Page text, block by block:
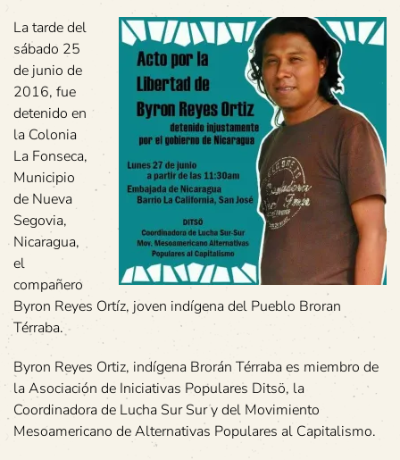
La tarde del
sábado 25
de junio de
2016, fue
detenido en
la Colonia
La Fonseca,
Municipio
de Nueva
Segovia,
Nicaragua,
el
compañero
Byron Reyes Ortíz, joven indígena del Pueblo Broran
Térraba.
Byron Reyes Ortiz, indígena Brorán Térraba es miembro de
la Asociación de Iniciativas Populares Ditsö, la
Coordinadora de Lucha Sur Sur y del Movimiento
Mesoamericano de Alternativas Populares al Capitalismo.